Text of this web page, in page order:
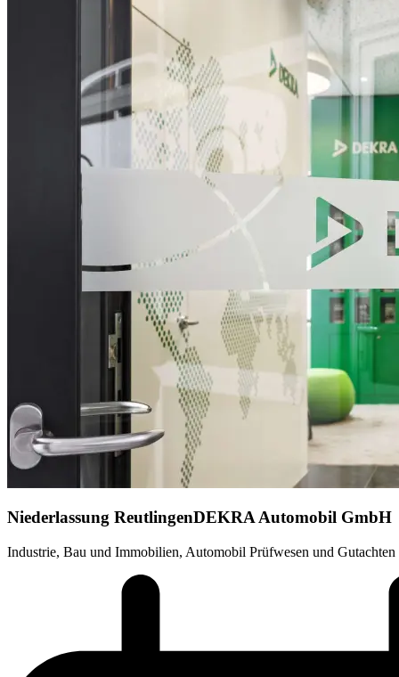
Niederlassung ReutlingenDEKRA Automobil GmbH
Industrie, Bau und Immobilien, Automobil Prüfwesen und Gutachten